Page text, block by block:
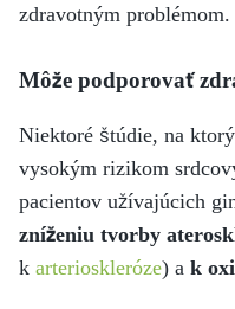
zdravotným problémom.
Môže podporovať
Niektoré štúdie, na
vysokým rizikom
pacientov užívajúcich
zníženiu tvorby
k arterioskleróze) a k